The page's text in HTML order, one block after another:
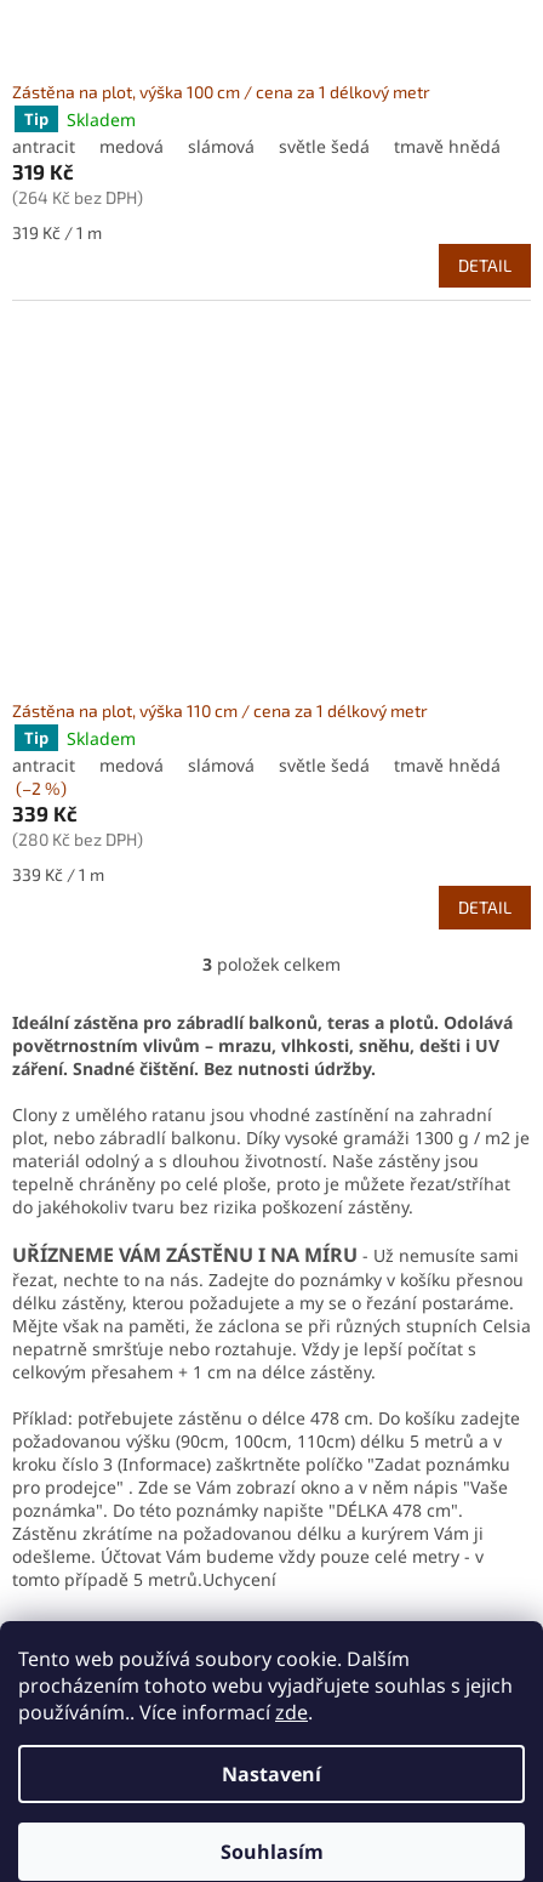
Tento web používá soubory cookie. Dalším
procházením tohoto webu vyjadřujete souhlas s jejich
používáním.. Více informacízde.
Nastavení
Souhlasím
Společnost ROFI LB s.r.o. má oficiální obchodní zastoupení
společnosti F.P.H. PROGRESJA, značky RATTANART pro Česko a
Zástěna na plot, výška 100 cm / cena za 1 délkový metr
Tip
Skladem
antracit
medová slámová světle šedá tmavě hnědá
319 Kč
(264 Kč bez DPH)
Měrná
319 Kč / 1 m
DETAIL
Zástěna na plot, výška 110 cm / cena za 1 délkový metr
Tip
Skladem
antracit
medová slámová světle šedá tmavě hnědá
(–2 %)
339 Kč
(280 Kč bez DPH)
Měrná
339 Kč / 1 m
DETAIL
O
l
á
d
c
í
p
r
v
y
v
ý
p
i
s
3 položek celkem
Ideální zástěna pro zábradlí balkonů, teras a plotů. Odolává
povětrnostním vlivům – mrazu, vlhkosti, sněhu, dešti i UV
záření. Snadné čištění. Bez nutnosti údržby.
Clony z umělého ratanu jsou vhodné zastínění na zahradní
plot, nebo zábradlí balkonu. Díky vysoké gramáži 1300 g / m2 je
materiál odolný a s dlouhou životností. Naše zástěny jsou
tepelně chráněny po celé ploše, proto je můžete řezat/stříhat
do jakéhokoliv tvaru bez rizika poškození zástěny.
UŘÍZNEME VÁM ZÁSTĚNU I NA MÍRU - Už nemusíte sami
řezat, nechte to na nás. Zadejte do poznámky v košíku přesnou
délku zástěny, kterou požadujete a my se o řezání postaráme.
Mějte však na paměti, že záclona se při různých stupních Celsia
nepatrně smršťuje nebo roztahuje. Vždy je lepší počítat s
celkovým přesahem + 1 cm na délce zástěny.
Příklad: potřebujete zástěnu o délce 478 cm. Do košíku zadejte
požadovanou výšku (90cm, 100cm, 110cm) délku 5 metrů a v
kroku číslo 3 (Informace) zaškrtněte políčko "Zadat poznámku
pro prodejce" . Zde se Vám zobrazí okno a v něm nápis "Vaše
poznámka". Do této poznámky napište "DÉLKA 478 cm".
Zástěnu zkrátíme na požadovanou délku a kurýrem Vám ji
odešleme. Účtovat Vám budeme vždy pouze celé metry - v
tomto případě 5 metrů.Uchycení
Z
Vytvořil Shoptet
DOPLOTU.cz. Všechna práva vyhrazena.